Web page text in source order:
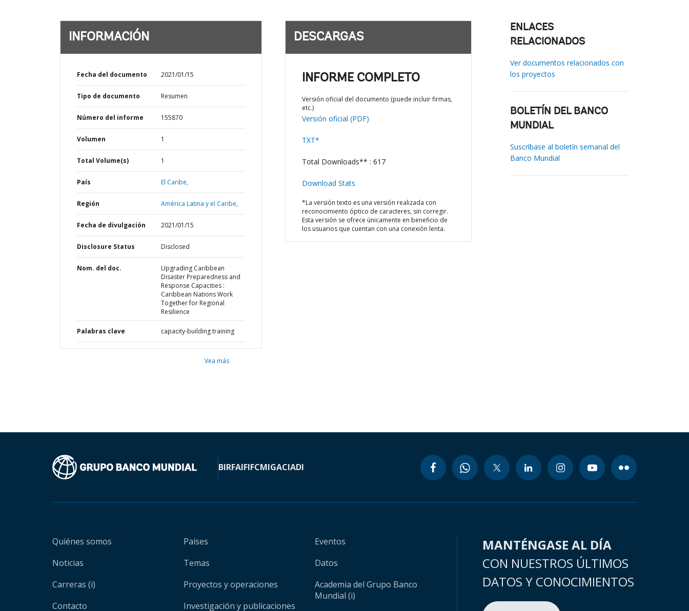
INFORMACIÓN
Fecha del documento 2021/01/15
Tipo de documento Resumen
Número del informe 155870
Volumen 1
Total Volume(s) 1
País El Caribe,
Región América Latina y el Caribe,
Fecha de divulgación 2021/01/15
Disclosure Status Disclosed
Nom. del doc.
Upgrading Caribbean
Disaster Preparedness and
Response Capacities :
Caribbean Nations Work
Together for Regional
Resilience
Palabras clave capacity-building training
Vea más
DESCARGAS
INFORME COMPLETO
Versión oficial del documento (puede incluir firmas,
etc.)
Versión oficial (PDF)
TXT*
Total Downloads** : 617
Download Stats
*La versión texto es una versión realizada con
reconocimiento óptico de caracteres, sin corregir.
Esta versión se ofrece únicamente en beneficio de
los usuarios que cuentan con una conexión lenta.
ENLACES
RELACIONADOS
Ver documentos relacionados con
los proyectos
BOLETÍN DEL BANCO
MUNDIAL
Suscríbase al boletín semanal del
Banco Mundial
BIRFAIFIFCMIGACIADI
Quiénes somos
Noticias
Carreras (i)
Contacto
Países
Temas
Proyectos y operaciones
Investigación y publicaciones
Eventos
Datos
Academia del Grupo Banco
Mundial (i)
MANTÉNGASE AL DÍA
CON NUESTROS ÚLTIMOS
DATOS Y CONOCIMIENTOS